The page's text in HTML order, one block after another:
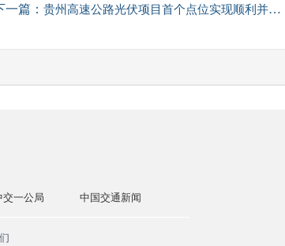
一篇： 贵州高速公路光伏项目首个点位实现顺利并网发电
国交通新闻 中国交建网